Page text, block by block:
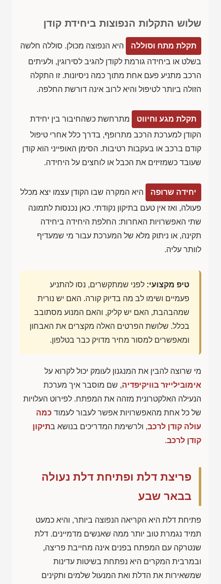
שלוש התקלות הנפוצות ביחידת קודן
תקלת מתח וסוללה
היא הנפוצה מכולן. סוללה חלשה
בשלט או ביחידה גורמת לקודן להגיב לסירוגין, ולעיתים
הרכב מתניע פעם אחת מתוך כמה ניסיונות. זו התקלה
הזולה ביותר לטיפול והיא לרוב אינה דורשת החלפה.
תקלת מגע וחיווט
מתרחשת כשהחיבור בין יחידת
הקודן למערכת הרכב מתרופף, בדרך כלל אחרי טיפול
קודם ברכב או בעקבות רטיבות. הסימן האופייני הוא קודן
שעובד כשמזיזים את הכבל או לוחצים על היחידה.
יחידה שרופה
היא המקרה שבו הקודן עצמו יצא מכלל
פעולה, ואז אין טעם בתיקון נקודתי. כאן נכנסות לתמונה
שתי האפשרויות האחרות: החלפת היחידה ביחידה
תקינה, או ניתוק מלא של המערכת עבור מי שמעדיף
לוותר עליה.
טיפ מקצועי: לפני שמתקשרים, נסו להתניע
פעמיים ושימו לב מה בדיוק קורה. האם יש נורית
שמהבהבת, האם יש קליק, והאם המנוע מסתובב
בכלל. שלושת הפרטים האלה מקצרים את האבחון
ומאפשרים למסור מחיר מדויק כבר בטלפון.
מי שרוצה להבין את המנגנון לעומק יכול לקרוא על
אימובילייזר בוויקיפדיה, שם מוסבר איך מערכת
הנעילה האלקטרונית מזהה את המפתח. לפירוט העלויות
של כל אחת מהאפשרויות אפשר לעבור לעמוד כמה
עולה קודן לרכב, ולרשימת המדריכים בנושא בתיקון
קודן לרכב.
פריצת דלת ופתיחת דלת נעולה
בבאר שבע
פתיחת דלת היא הקריאה הנפוצה ביותר, והיא כמעט
תמיד נגמרת טוב יותר ממה שאנשים מדמיינים. דלת
שנטרקה עם המפתח בפנים אינה מחייבת פריצה,
ובמרבית המקרים היא נפתחת בשיטות עדינות
שמשאירות את הדלת ואת המנעול שלמים ותקינים